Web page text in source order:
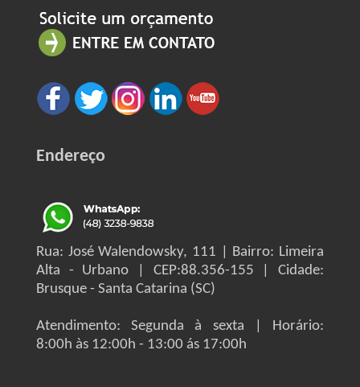
Endereço
Rua: José Walendowsky, 111 | Bairro: Limeira
Alta - Urbano | CEP:88.356-155 | Cidade:
Brusque - Santa Catarina (SC)
Atendimento: Segunda à sexta | Horário:
8:00h às 12:00h - 13:00 ás 17:00h